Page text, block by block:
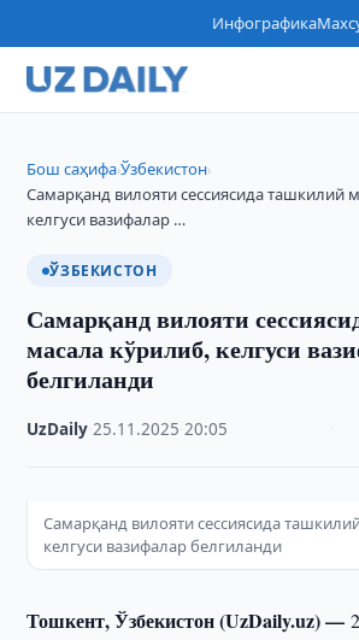
Инфографика
Бош саҳифа›Ўзбекистон›
Самарқанд вилояти сессиясида ташкилий
келгуси вазифалар …
ЎЗБЕКИСТОН
Самарқанд вилояти
масала кўрилиб, келгуси
белгиланди
UzDaily ·25.11.2025 ·20:05
Самарқанд вилояти сессиясида
келгуси вазифалар белгиланди
Тошкент, Ўзбекистон (UzDaily.uz) —